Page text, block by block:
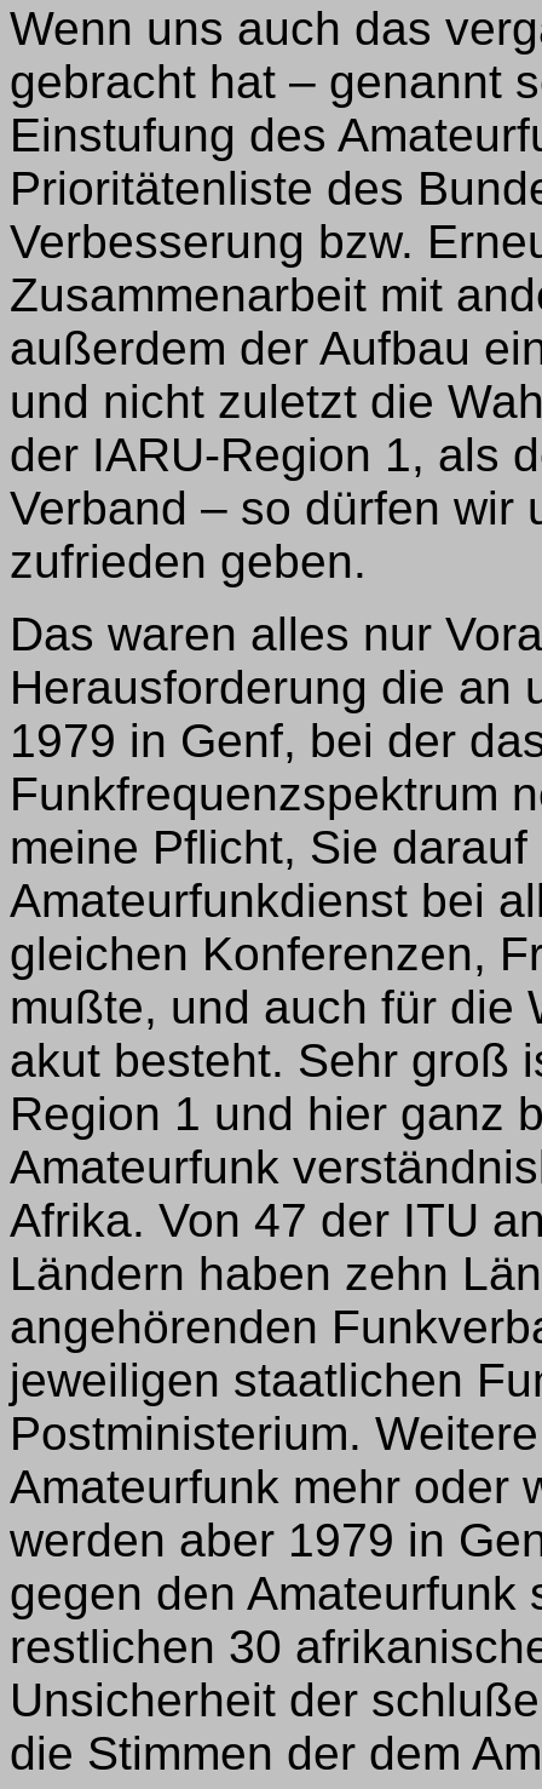
Wenn uns auch das
gebracht hat – genannt
Einstufung des
Prioritätenliste des
Verbesserung bzw.
Zusammenarbeit mit
außerdem der Aufbau
und nicht zuletzt die
der IARU-Region 1, als
Verband – so dürfen wir
zufrieden geben.
Das waren alles nur
Herausforderung die an
1979 in Genf, bei der
Funkfrequenzspektrum
meine Pflicht, Sie
Amateurfunkdienst bei
gleichen Konferenzen,
mußte, und auch für die
akut besteht. Sehr groß
Region 1 und hier ganz
Amateurfunk
Afrika. Von 47 der ITU
Ländern haben zehn
angehörenden
jeweiligen staatlichen
Postministerium.
Amateurfunk mehr oder
werden aber 1979 in
gegen den Amateurfunk
restlichen 30
Unsicherheit der
die Stimmen der dem